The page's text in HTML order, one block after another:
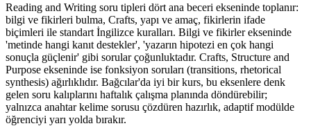
Reading and Writing soru tipleri dört ana beceri ekseninde toplanır:
bilgi ve fikirleri bulma, Crafts, yapı ve amaç, fikirlerin ifade
biçimleri ile standart İngilizce kuralları. Bilgi ve fikirler ekseninde
'metinde hangi kanıt destekler', 'yazarın hipotezi en çok hangi
sonuçla güçlenir' gibi sorular çoğunluktadır. Crafts, Structure and
Purpose ekseninde ise fonksiyon soruları (transitions, rhetorical
synthesis) ağırlıklıdır. Bağcılar'da iyi bir kurs, bu eksenlere denk
gelen soru kalıplarını haftalık çalışma planında döndürebilir;
yalnızca anahtar kelime sorusu çözdüren hazırlık, adaptif modülde
öğrenciyi yarı yolda bırakır.